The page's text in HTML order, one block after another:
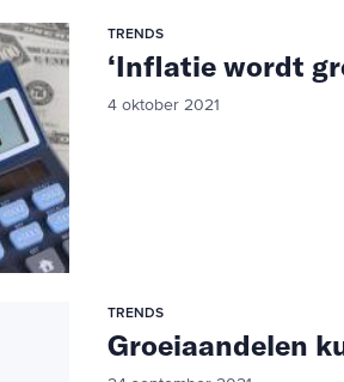
TRENDS
‘Inflatie wordt
4 oktober 2021
TRENDS
Groeiaandelen